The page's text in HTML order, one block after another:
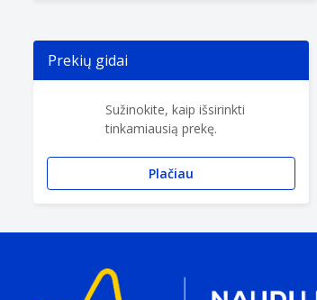
Prekių gidai
Sužinokite, kaip išsirinkti
tinkamiausią prekę.
Plačiau